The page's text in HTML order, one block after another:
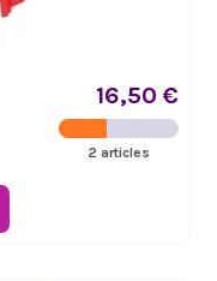
16,50 €
2 articles